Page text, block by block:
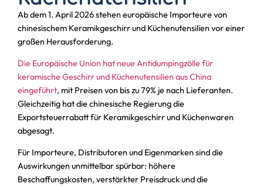
Ab dem 1. April 2026 stehen europäische Importeure von
chinesischem Keramikgeschirr und Küchenutensilien vor einer
großen Herausforderung.
Die Europäische Union hat neue Antidumpingzölle für
keramische Geschirr und Küchenutensilien aus China
eingeführt, mit Preisen von bis zu 79% je nach Lieferanten.
Gleichzeitig hat die chinesische Regierung die
Exportsteuerrabatt für Keramikgeschirr und Küchenwaren
abgesagt.
Für Importeure, Distributoren und Eigenmarken sind die
Auswirkungen unmittelbar spürbar: höhere
Beschaffungskosten, verstärkter Preisdruck und die